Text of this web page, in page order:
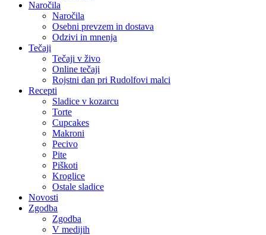
Naročila
Naročila
Osebni prevzem in dostava
Odzivi in mnenja
Tečaji
Tečaji v živo
Online tečaji
Rojstni dan pri Rudolfovi malci
Recepti
Sladice v kozarcu
Torte
Cupcakes
Makroni
Pecivo
Pite
Piškoti
Kroglice
Ostale sladice
Novosti
Zgodba
Zgodba
V medijih